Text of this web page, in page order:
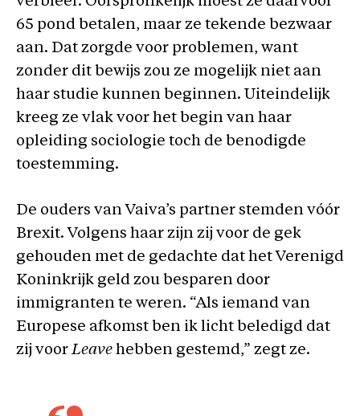
65 pond betalen, maar ze tekende bezwaar
aan. Dat zorgde voor problemen, want
zonder dit bewijs zou ze mogelijk niet aan
haar studie kunnen beginnen. Uiteindelijk
kreeg ze vlak voor het begin van haar
opleiding sociologie toch de benodigde
toestemming.
De ouders van Vaiva’s partner stemden vóór
Brexit. Volgens haar zijn zij voor de gek
gehouden met de gedachte dat het Verenigd
Koninkrijk geld zou besparen door
immigranten te weren. “Als iemand van
Europese afkomst ben ik licht beledigd dat
zij voorLeave hebben gestemd,” zegt ze.